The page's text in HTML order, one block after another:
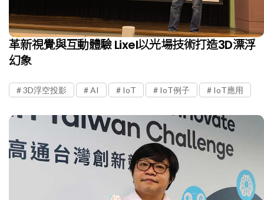
革新視覺與互動體驗 Lixel以光場技術打造3D漂浮
幻象
3D浮空投影 AI IoT IoT例子 IoT應用